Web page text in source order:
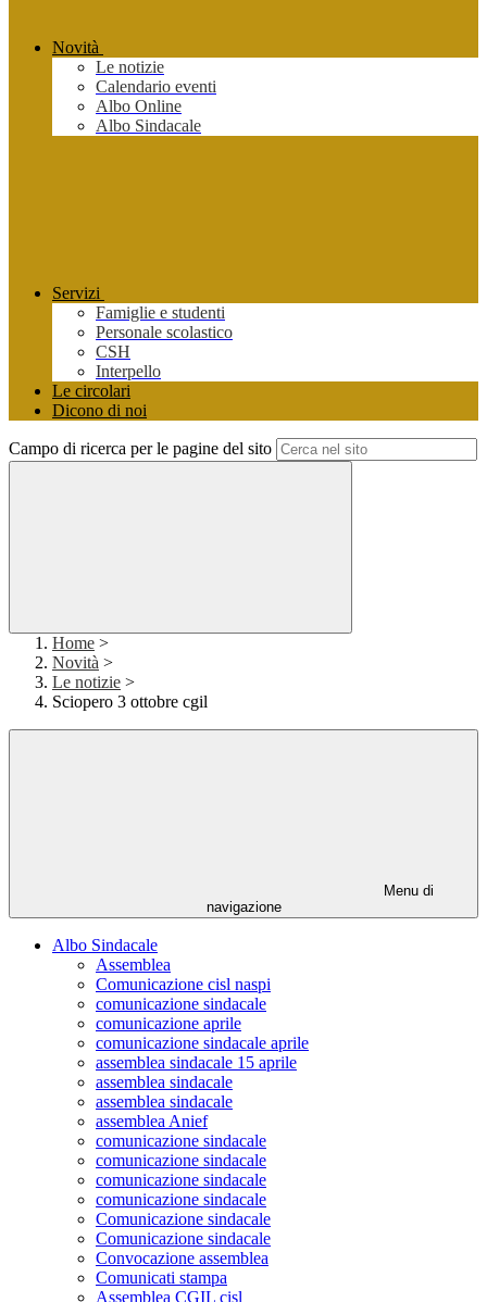
Novità
Le notizie
Calendario eventi
Albo Online
Albo Sindacale
Servizi
Famiglie e studenti
Personale scolastico
CSH
Interpello
Le circolari
Dicono di noi
Campo di ricerca per le pagine del sito
Home >
Novità >
Le notizie >
Sciopero 3 ottobre cgil
Menu di
navigazione
Albo Sindacale
Assemblea
Comunicazione cisl naspi
comunicazione sindacale
comunicazione aprile
comunicazione sindacale aprile
assemblea sindacale 15 aprile
assemblea sindacale
assemblea sindacale
assemblea Anief
comunicazione sindacale
comunicazione sindacale
comunicazione sindacale
comunicazione sindacale
Comunicazione sindacale
Comunicazione sindacale
Convocazione assemblea
Comunicati stampa
Assemblea CGIL cisl